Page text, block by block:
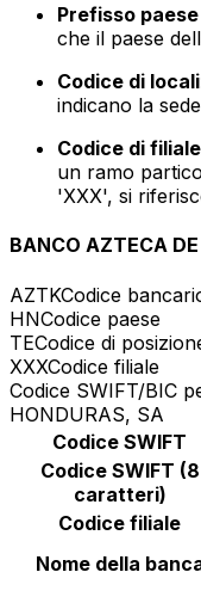
Prefisso paese
che il paese
Codice di
indicano la
Codice di
un ramo
'XXX', si
BANCO AZTECA
AZTKCodice
HNCodice paese
TECodice di
XXXCodice filiale
Codice SWIFT/BIC
HONDURAS, SA
Codice SWIFT
Codice SWIFT (8
caratteri)
Codice filiale
Nome della